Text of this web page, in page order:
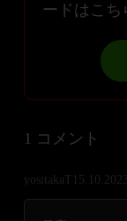
ードはこち
1 コメント
yositakaT 15.10.2023